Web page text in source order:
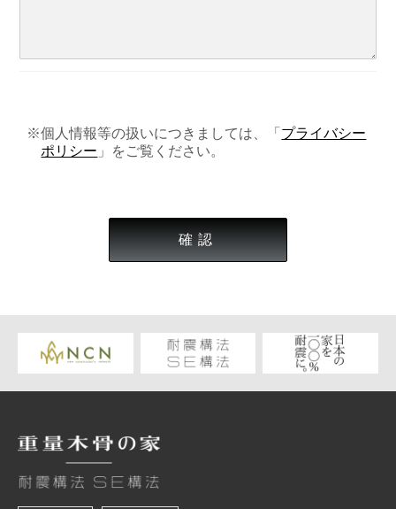
※個人情報等の扱いにつきましては、「 プライバシー
ポリシー 」をご覧ください。